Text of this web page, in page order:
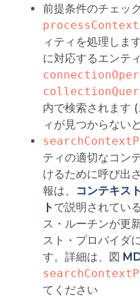
前提条件のチェック
ィティを処理しま
に対応するエンテ
内で検索されます
ィが見つからない
ティの適切なコン
けるために呼び出
報は、
コンテキス
ト で説明されてい
ス・ルーチンが更
スト・プロバイダ
す。詳細は、図
てください